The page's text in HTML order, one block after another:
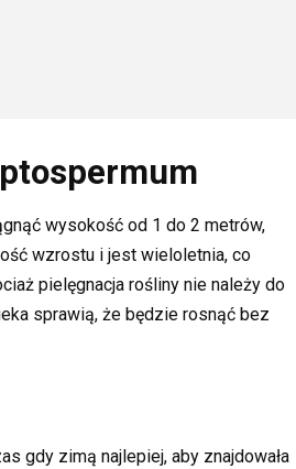
wysokość od 1 do 2 metrów,
wzrostu i jest wieloletnia, co
pielęgnacja rośliny nie należy do
sprawią, że będzie rosnąć bez
gdy zimą najlepiej, aby znajdowała